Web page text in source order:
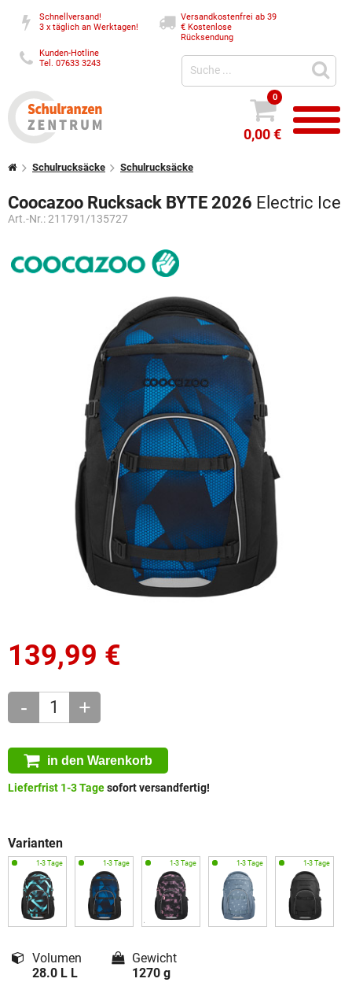
Schnellversand!
3 x täglich an Werktagen!
Versandkostenfrei ab 39
€Kostenlose
Rücksendung
Kunden-Hotline
Tel. 07633 3243
0
0,00 €
Schulrucksäcke Schulrucksäcke
Coocazoo Rucksack BYTE 2026 Electric Ice
Art.-Nr.:211791/135727
139,99 €
- +
in den Warenkorb
Lieferfrist 1-3 Tagesofort versandfertig!
Varianten
Volumen
28.0 L L
Gewicht
1270 g